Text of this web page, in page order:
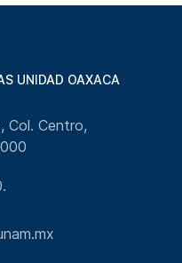
UNIDAD OAXACA
Col. Centro,